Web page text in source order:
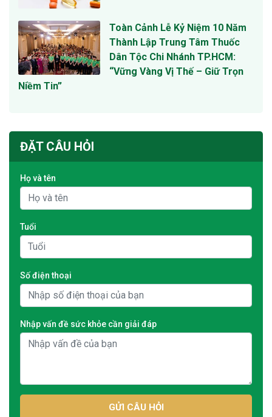
Toàn Cảnh Lễ Kỷ Niệm 10 Năm
Thành Lập Trung Tâm Thuốc
Dân Tộc Chi Nhánh TP.HCM:
“Vững Vàng Vị Thế – Giữ Trọn
Niềm Tin”
ĐẶT CÂU HỎI
Họ và tên
Tuổi
Số điện thoại
Nhập vấn đề sức khỏe cần giải đáp
GỬI CÂU HỎI